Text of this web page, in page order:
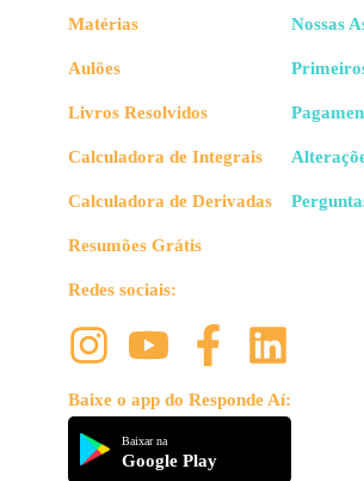
Matérias
Aulões
Livros Resolvidos
Calculadora de Integrais
Calculadora de Derivadas
Resumões Grátis
Redes sociais:
Baixe o app do Responde Aí:
Baixar na
Google Play
Nossas